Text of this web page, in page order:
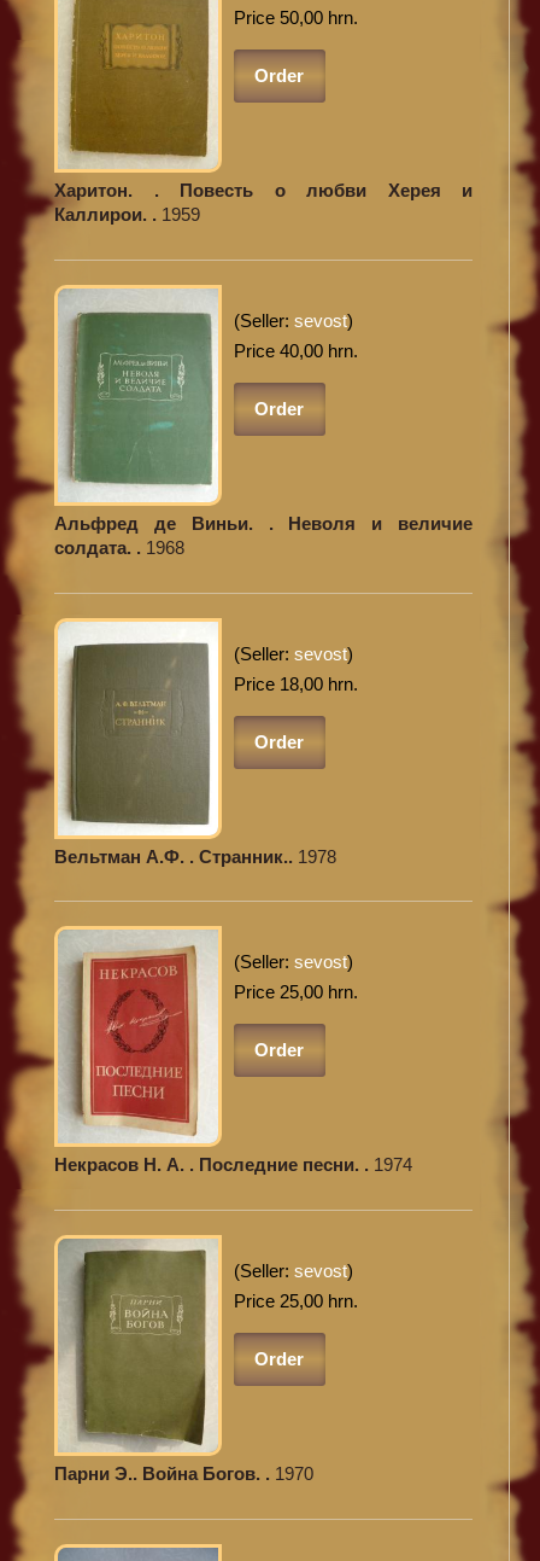
Price 50,00 hrn.
Order
Харитон. . Повесть о любви Херея и
Каллирои. . 1959
(Seller: sevost)
Price 40,00 hrn.
Order
Альфред де Виньи. . Неволя и величие
солдата. . 1968
(Seller: sevost)
Price 18,00 hrn.
Order
Вельтман А.Ф. . Странник.. 1978
(Seller: sevost)
Price 25,00 hrn.
Order
Некрасов Н. А. . Последние песни. . 1974
(Seller: sevost)
Price 25,00 hrn.
Order
Парни Э.. Война Богов. . 1970